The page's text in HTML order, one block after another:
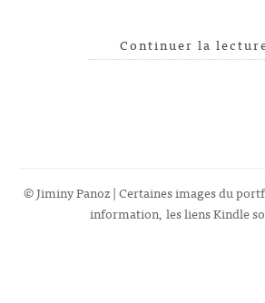
Continuer la
© Jiminy Panoz | Certaines images du
information, les liens Kindle